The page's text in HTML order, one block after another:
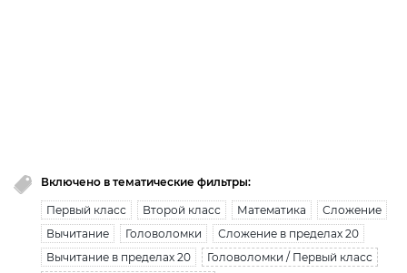
Включено в тематические фильтры:
Первый класс Второй класс Математика
Сложение
Вычитание
Головоломки
Сложение в пределах 20
Вычитание в пределах 20
Головоломки / Первый класс